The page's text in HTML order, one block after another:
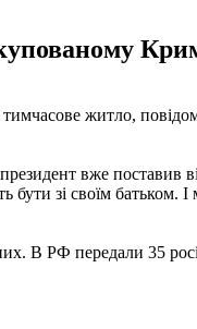
тимчасове житло,
вже поставив
зі своїм батьком.
В РФ передали 35